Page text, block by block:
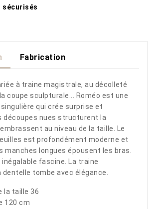
sécurisés
Fabrication
à traine magistrale, au décolleté
coupe sculpturale... Roméo est une
qui crée surprise et
découpes nues structurent la
au niveau de la taille. Le
est profondément moderne et
manches longues épousent les bras.
inégalable fascine. La traine
tombe avec élégance.
taille 36
120 cm